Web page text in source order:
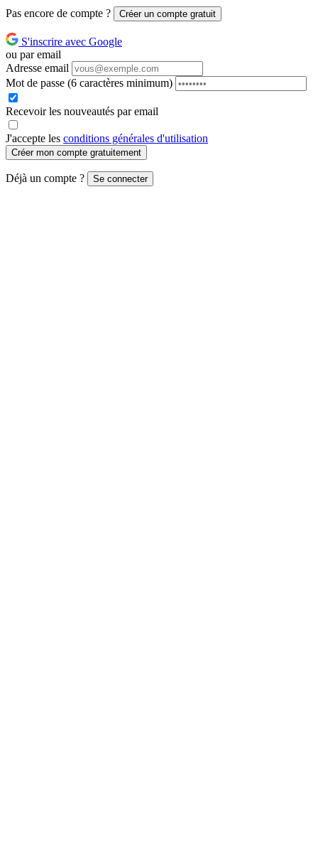
Pas encore de compte ? Créer un compte gratuit
S'inscrire avec Google
ou par email
Adresse email
Mot de passe (6 caractères minimum)
Recevoir les nouveautés par email
J'accepte les conditions générales d'utilisation
Créer mon compte gratuitement
Déjà un compte ? Se connecter